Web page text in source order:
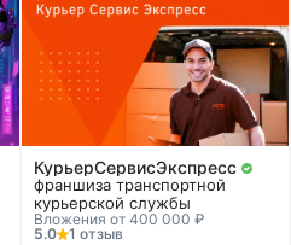
КурьерСервисЭкспресс
франшиза транспортной
курьерской службы
Вложения от 400 000 ₽
5.0
1 отзыв